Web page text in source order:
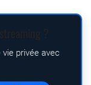
privée avec